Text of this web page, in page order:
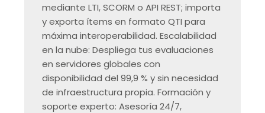
mediante LTI, SCORM o API REST; importa
y exporta ítems en formato QTI para
máxima interoperabilidad. Escalabilidad
en la nube: Despliega tus evaluaciones
en servidores globales con
disponibilidad del 99,9 % y sin necesidad
de infraestructura propia. Formación y
soporte experto: Asesoría 24/7,